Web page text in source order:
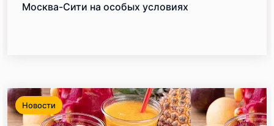
Москва-Сити на особых условиях
Новости